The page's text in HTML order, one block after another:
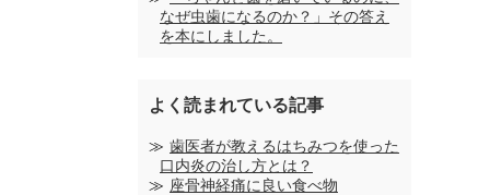
なぜ虫歯になるのか？」その答え
を本にしました。
よく読まれている記事
歯医者が教えるはちみつを使った
口内炎の治し方とは？
座骨神経痛に良い食べ物